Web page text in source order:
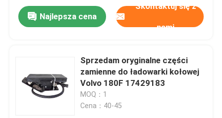
Najlepsza cena
Skontaktuj się z
nami
Sprzedam oryginalne części
zamienne do ładowarki kołowej
Volvo 180F 17429183
MOQ：1
Cena：40-45